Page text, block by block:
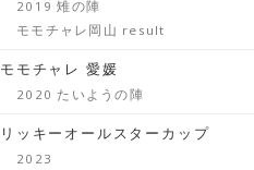
2019 雉の陣
モモチャレ岡山 result
モモチャレ 愛媛
2020 たいようの陣
リッキーオールスターカップ
2023